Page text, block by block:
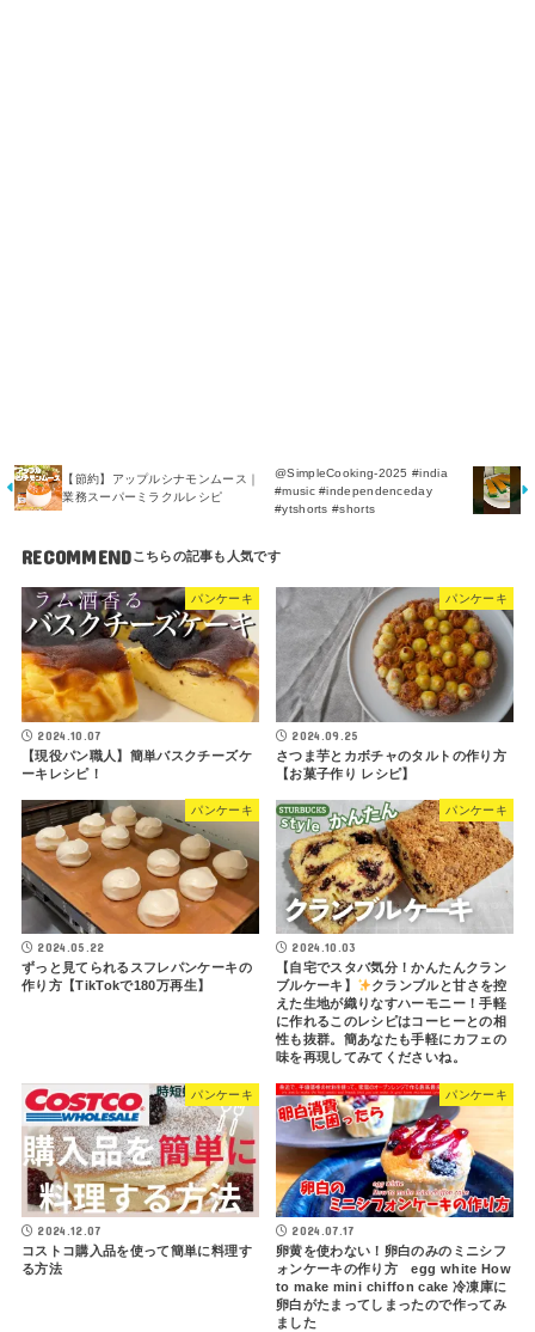
【節約】アップルシナモンムース｜
業務スーパーミラクルレシピ
@SimpleCooking-2025 #india
#music #independenceday
#ytshorts #shorts
RECOMMEND
パンケーキ
2024.10.07
【現役パン職人】簡単バスクチーズケ
ーキレシピ！
パンケーキ
2024.09.25
さつま芋とカボチャのタルトの作り方
【お菓子作り レシピ】
パンケーキ
2024.05.22
ずっと見てられるスフレパンケーキの
作り方【TikTokで180万再生】
パンケーキ
2024.10.03
【自宅でスタバ気分！かんたんクラン
ブルケーキ】
クランブルと甘さを控
えた生地が織りなすハーモニー！手軽
に作れるこのレシピはコーヒーとの相
性も抜群。簡あなたも手軽にカフェの
味を再現してみてくださいね。
パンケーキ
2024.12.07
コストコ購入品を使って簡単に料理す
る方法
パンケーキ
2024.07.17
卵黄を使わない！卵白のみのミニシフ
ォンケーキの作り方 egg white How
to make mini chiffon cake 冷凍庫に
卵白がたまってしまったので作ってみ
ました